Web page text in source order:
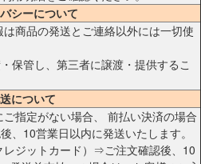
シーについて
商品の発送とご連絡以外には一切使
保管し、第三者に譲渡・提供するこ
について
ご指定がない場合、 前払い決済の場合
、10営業日以内に発送いたします。
ジットカード）⇒ご注文確認後、10